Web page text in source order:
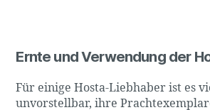
Ernte und Verwendung der
Für einige Hosta-Liebhaber ist es
unvorstellbar, ihre